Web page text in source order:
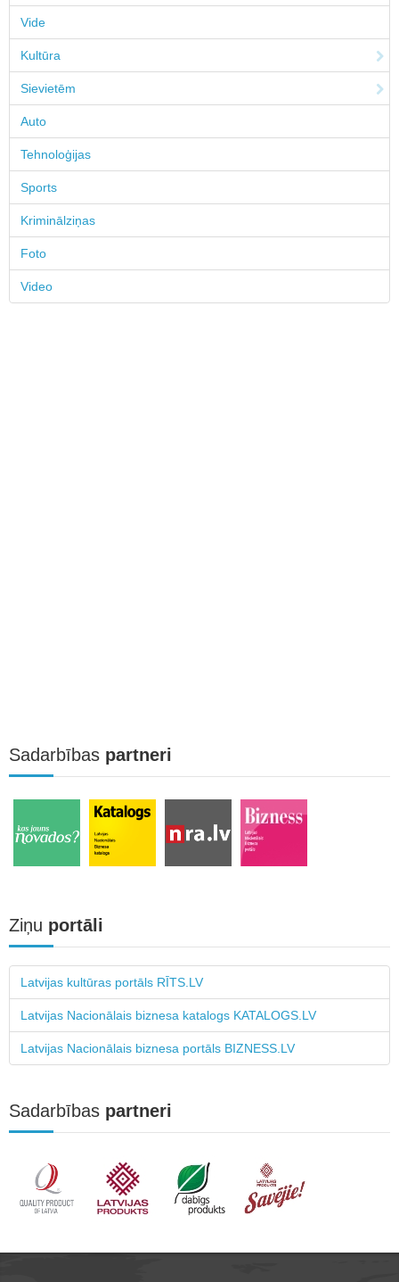
Vide
Kultūra
Sievietēm
Auto
Tehnoloģijas
Sports
Kriminālziņas
Foto
Video
Sadarbības partneri
Ziņu portāli
Latvijas kultūras portāls RĪTS.LV
Latvijas Nacionālais biznesa katalogs KATALOGS.LV
Latvijas Nacionālais biznesa portāls BIZNESS.LV
Sadarbības partneri